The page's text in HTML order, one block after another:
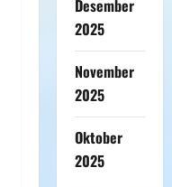
Desember
2025
November
2025
Oktober
2025